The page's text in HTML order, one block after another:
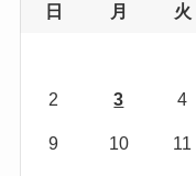
日 月 火
2 3 4
9 10 11